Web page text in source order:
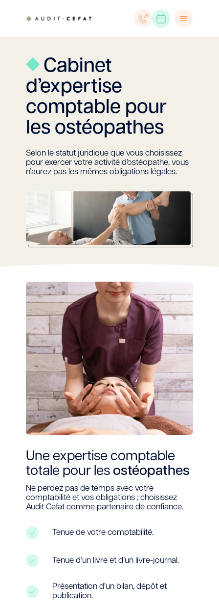
Cabinet
d’expertise
comptable pour
les ostéopathes
Selon le statut juridique que vous choisissez
pour exercer votre activité d’ostéopathe, vous
n’aurez pas les mêmes obligations légales.
Une expertise comptable
totale pour les ostéopathes
Ne perdez pas de temps avec votre
comptabilité et vos obligations ; choisissez
Audit Cefat comme partenaire de confiance.
Tenue de votre comptabilité.
Tenue d’un livre et d’un livre-journal.
Présentation d’un bilan, dépôt et
publication.